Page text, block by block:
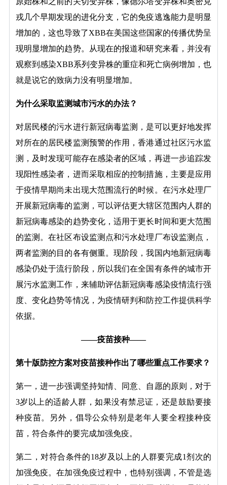
戎几个早期发现的进化分支，它的免疫逃逸能力是明显
增加的，这也导致了XBB在美国这些国家的传播优势呈
现明显增加的趋势。从现在的报道和研究来看，并没有
观察到感染XBB系列变异株的重症和死亡病例增加，也
就是说它的致病力没有明显增加。
为什么采取监测城市污水的办法？
对居民楼的污水进行新冠病毒监测，是可以更好地发挥
对所在的居民楼监测预警的作用，香港通过社区污水监
测，及时发现可能存在感染者的区域，再进一步追踪发
现阳性感染者，进而采取相应的控制措施，主要是应用
于疫情早期尚未出现大范围流行的时候。在污水处理厂
开展新冠病毒的监测，可以评估更大辖区范围内人群的
新冠病毒感染的趋势变化，适用于更长时间和更大范围
的监测。在社区布设监测点和污水处理厂布设监测点，
两者监测的目的各有侧重。现阶段，我国内地新冠病毒
感染仍处于流行阶段，所以我们在全国有条件的城市开
展污水监测工作，来辅助评估新冠病毒感染疫情流行强
度、变化趋势等情况，为疫情研判和防控工作提供科学
依据。
——疫苗接种——
第十版防控方案对疫苗接种作出了哪些重点工作要求？
第一，进一步强调坚持知情、同意、自愿的原则，对于
3岁以上的适龄人群，如果没有禁忌证，还是鼓励要接
种疫苗。另外，倡导公众特别是老年人要全程接种疫
苗，符合条件的要完成加强免疫。
第二，对符合条件的18岁及以上的人群要完成1剂次的
加强免疫。在加强免疫过程中，也特别强调，不管是选